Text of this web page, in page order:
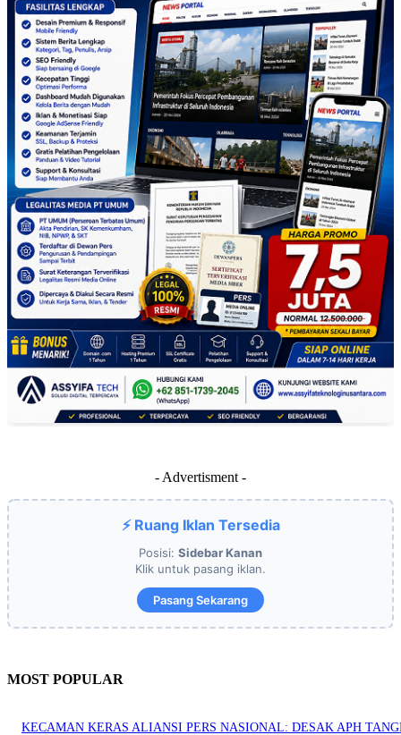
- Advertisment -
⚡ Ruang Iklan Tersedia
Posisi: Sidebar Kanan
Klik untuk pasang iklan.
Pasang Sekarang
MOST POPULAR
KECAMAN KERAS ALIANSI PERS NASIONAL: DESAK APH